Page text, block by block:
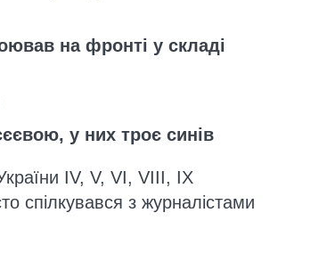
на фронті у складі
у них троє синів
IV, V, VI, VIII, IX
спілкувався з журналістами